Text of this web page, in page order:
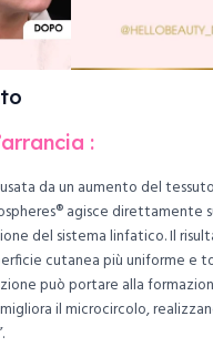
:
da un aumento del
agisce direttamente
del sistema linfatico. Il
cutanea più uniforme e
può portare alla
il microcircolo,